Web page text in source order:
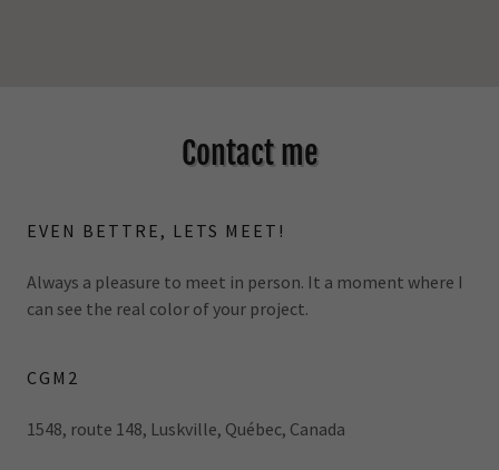
Contact me
EVEN BETTRE, LETS MEET!
Always a pleasure to meet in person. It a moment where I
can see the real color of your project.
CGM2
1548, route 148, Luskville, Québec, Canada